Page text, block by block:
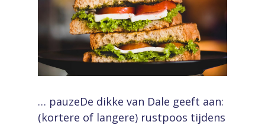
… pauzeDe dikke van Dale geeft aan:
(kortere of langere) rustpoos tijdens